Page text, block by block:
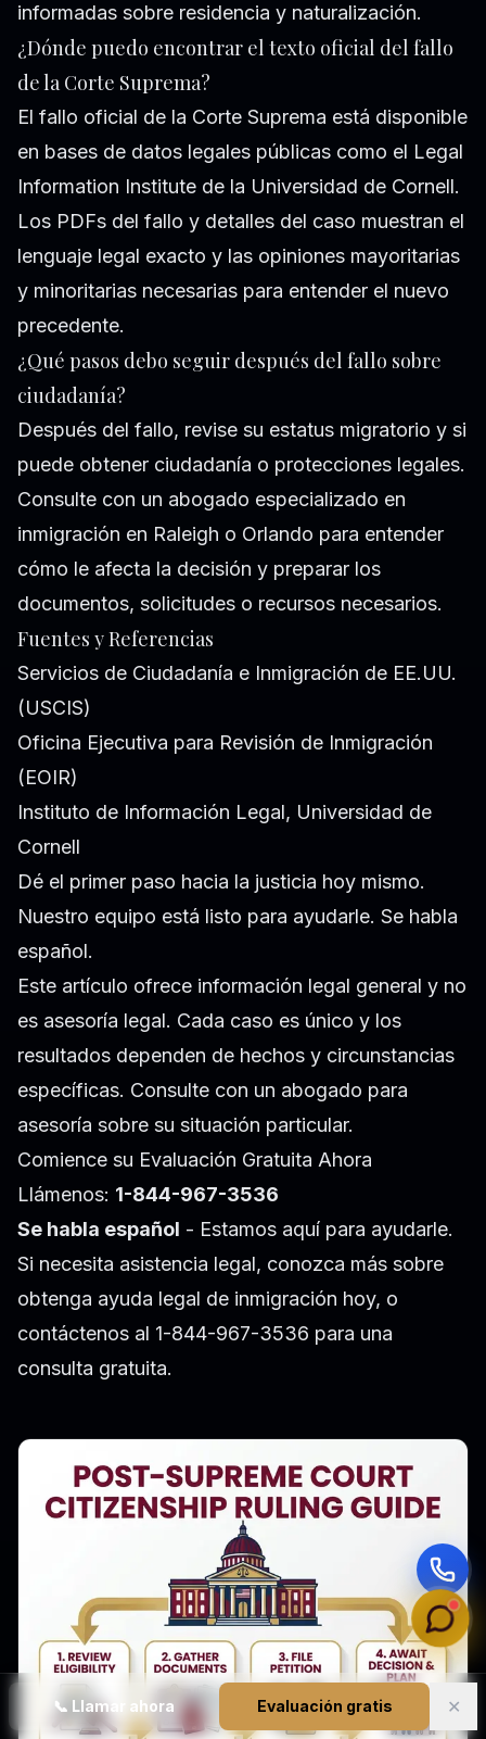
📞 Llamar ahora Evaluación gratis ✕
informadas sobre residencia y naturalización.
¿Dónde puedo encontrar el texto oficial del fallo
de la Corte Suprema?
El fallo oficial de la Corte Suprema está disponible
en bases de datos legales públicas como el Legal
Information Institute de la Universidad de Cornell.
Los PDFs del fallo y detalles del caso muestran el
lenguaje legal exacto y las opiniones mayoritarias
y minoritarias necesarias para entender el nuevo
precedente.
¿Qué pasos debo seguir después del fallo sobre
ciudadanía?
Después del fallo, revise su estatus migratorio y si
puede obtener ciudadanía o protecciones legales.
Consulte con un abogado especializado en
inmigración en Raleigh o Orlando para entender
cómo le afecta la decisión y preparar los
documentos, solicitudes o recursos necesarios.
Fuentes y Referencias
Servicios de Ciudadanía e Inmigración de EE.UU.
(USCIS)
Oficina Ejecutiva para Revisión de Inmigración
(EOIR)
Instituto de Información Legal, Universidad de
Cornell
Dé el primer paso hacia la justicia hoy mismo.
Nuestro equipo está listo para ayudarle. Se habla
español.
Este artículo ofrece información legal general y no
es asesoría legal. Cada caso es único y los
resultados dependen de hechos y circunstancias
específicas. Consulte con un abogado para
asesoría sobre su situación particular.
Comience su Evaluación Gratuita Ahora
Llámenos: 1-844-967-3536
Se habla español - Estamos aquí para ayudarle.
Si necesita asistencia legal, conozca más sobre
obtenga ayuda legal de inmigración hoy, o
contáctenos al 1-844-967-3536 para una
consulta gratuita.